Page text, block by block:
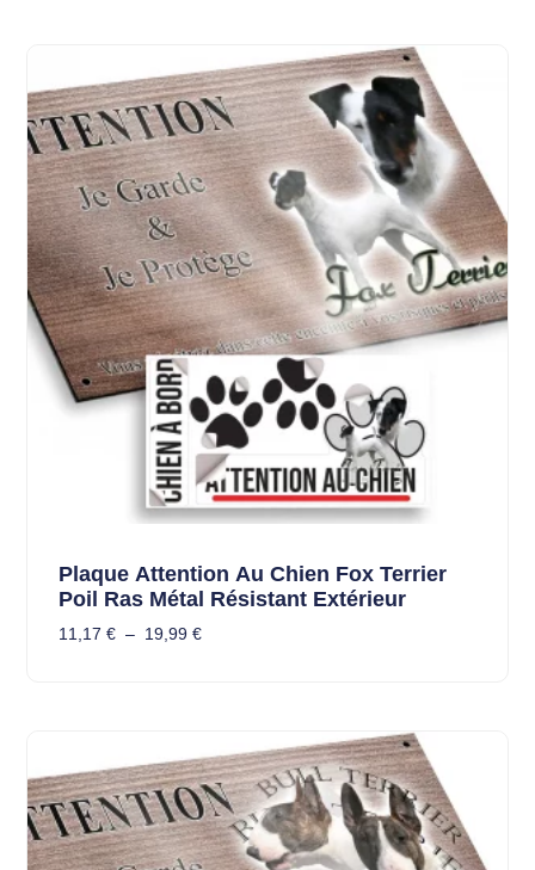
Plaque Attention Au Chien Fox Terrier
Poil Ras Métal Résistant Extérieur
11,17 € – 19,99 €